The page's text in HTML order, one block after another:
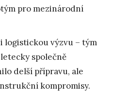
pro mezinárodní
logistickou výzvu – tým
společně
delší přípravu, ale
kompromisy.